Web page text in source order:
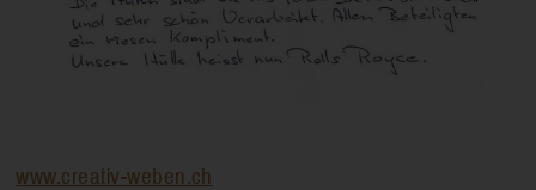
www.creativ-weben.ch